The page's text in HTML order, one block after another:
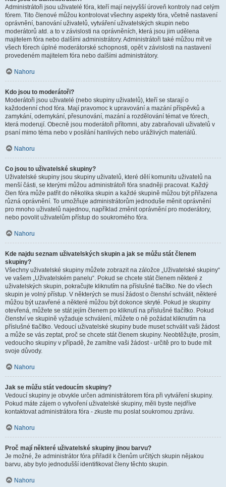
Administrátoři jsou uživatelé fóra, kteří mají nejvyšší úroveň kontroly nad celým
fórem. Tito členové můžou kontrolovat všechny aspekty fóra, včetně nastavení
oprávnění, banování uživatelů, vytváření uživatelských skupin nebo
moderátorů atd. a to v závislosti na oprávněních, která jsou jim udělena
majitelem fóra nebo dalšími administrátory. Administrátoři také můžou mít ve
všech fórech úplné moderátorské schopnosti, opět v závislosti na nastavení
provedeném majitelem fóra nebo dalšími administrátory.
Nahoru
Kdo jsou to moderátoři?
Moderátoři jsou uživatelé (nebo skupiny uživatelů), kteří se starají o
každodenní chod fóra. Mají pravomoc k upravování a mazání příspěvků a
zamykání, odemykání, přesunování, mazání a rozdělování témat ve fórech,
která moderují. Obecně jsou moderátoři přítomni, aby zabraňovali uživatelů v
psaní mimo téma nebo v posílání hanlivých nebo urážlivých materiálů.
Nahoru
Co jsou to uživatelské skupiny?
Uživatelské skupiny jsou skupiny uživatelů, které dělí komunitu uživatelů na
menší části, se kterými můžou administrátoři fóra snadněji pracovat. Každý
člen fóra může patřit do několika skupin a každé skupině můžou být přiřazena
různá oprávnění. To umožňuje administrátorům jednoduše měnit oprávnění
pro mnoho uživatelů najednou, například změnit oprávnění pro moderátory,
nebo povolit uživatelům přístup do soukromého fóra.
Nahoru
Kde najdu seznam uživatelských skupin a jak se můžu stát členem
skupiny?
Všechny uživatelské skupiny můžete zobrazit na záložce „Uživatelské skupiny“
ve vašem „Uživatelském panelu“. Pokud se chcete stát členem některé z
uživatelských skupin, pokračujte kliknutím na příslušné tlačítko. Ne do všech
skupin je volný přístup. V některých se musí žádost o členství schválit, některé
můžou být uzavřené a některé můžou být dokonce skryté. Pokud je skupiny
otevřená, můžete se stát jejím členem po kliknutí na příslušné tlačítko. Pokud
členství ve skupině vyžaduje schválení, můžete o ně požádat kliknutím na
příslušné tlačítko. Vedoucí uživatelské skupiny bude muset schválit vaši žádost
a může se vás zeptat, proč se chcete stát členem skupiny. Neobtěžujte, prosím,
vedoucího skupiny v případě, že zamítne vaši žádost - určitě pro to bude mít
svoje důvody.
Nahoru
Jak se můžu stát vedoucím skupiny?
Vedoucí skupiny je obvykle určen administrátorem fóra při vytváření skupiny.
Pokud máte zájem o vytvoření uživatelské skupiny, měli byste nejdříve
kontaktovat administrátora fóra - zkuste mu poslat soukromou zprávu.
Nahoru
Proč mají některé uživatelské skupiny jinou barvu?
Je možné, že administrátor fóra přiřadil k členům určitých skupin nějakou
barvu, aby bylo jednodušší identifikovat členy těchto skupin.
Nahoru